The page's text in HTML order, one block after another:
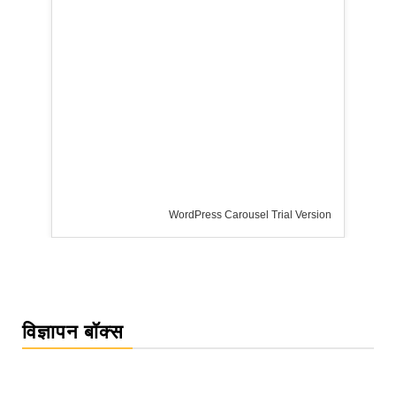
WordPress Carousel Trial Version
विज्ञापन बॉक्स